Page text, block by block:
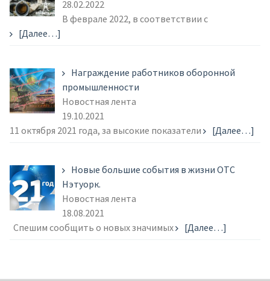
28.02.2022
В феврале 2022, в соответствии с
[Далее…]
Награждение работников оборонной
промышленности
Новостная лента
19.10.2021
11 октября 2021 года, за высокие показатели
[Далее…]
Новые большие события в жизни ОТС
Нэтуорк.
Новостная лента
18.08.2021
Спешим сообщить о новых значимых
[Далее…]